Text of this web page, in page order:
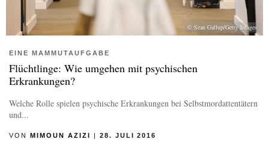
© Sean Gallup/Getty Images
EINE MAMMUTAUFGABE
Flüchtlinge: Wie umgehen mit psychischen
Erkrankungen?
Welche Rolle spielen psychische Erkrankungen bei Selbstmordattentätern
und...
VON MIMOUN AZIZI | 28. JULI 2016